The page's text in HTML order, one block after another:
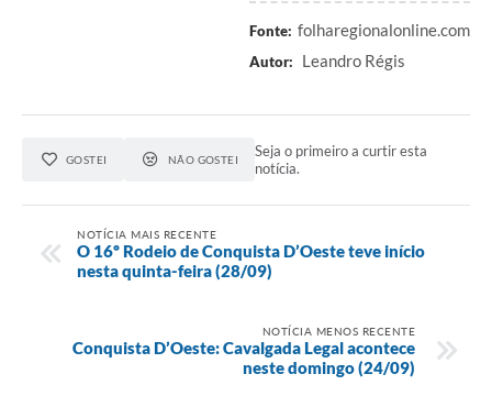
Fonte: folharegionalonline.com
Autor: Leandro Régis
GOSTEI NÃO GOSTEI
Seja o primeiro a curtir esta
notícia.
NOTÍCIA MAIS RECENTE
O 16º Rodeio de Conquista D’Oeste teve início
nesta quinta-feira (28/09)
NOTÍCIA MENOS RECENTE
Conquista D’Oeste: Cavalgada Legal acontece
neste domingo (24/09)